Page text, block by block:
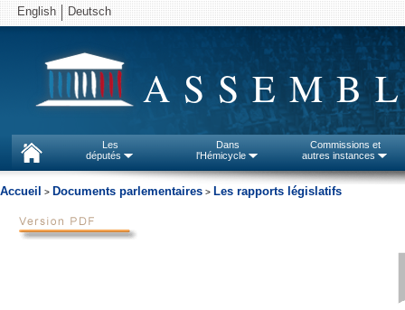
English Deutsch
Les
députés
Dans
l'Hémicycle
Commissions et
autres instances
Accueil > Documents parlementaires > Les rapports législatifs